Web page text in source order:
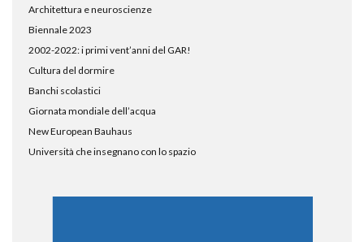
Architettura e neuroscienze
Biennale 2023
2002-2022: i primi vent’anni del GAR!
Cultura del dormire
Banchi scolastici
Giornata mondiale dell’acqua
New European Bauhaus
Università che insegnano con lo spazio